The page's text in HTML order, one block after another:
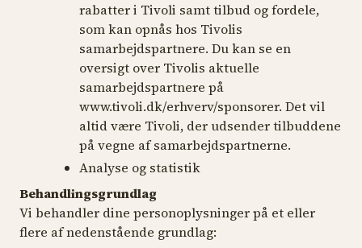
rabatter i Tivoli samt tilbud og fordele,
som kan opnås hos Tivolis
samarbejdspartnere. Du kan se en
oversigt over Tivolis aktuelle
samarbejdspartnere på
www.tivoli.dk/erhverv/sponsorer. Det vil
altid være Tivoli, der udsender tilbuddene
på vegne af samarbejdspartnerne.
Analyse og statistik
Behandlingsgrundlag
Vi behandler dine personoplysninger på et eller
flere af nedenstående grundlag: